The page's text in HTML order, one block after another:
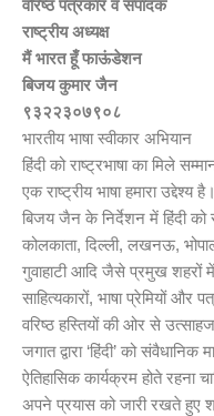
वरिष्ठ पत्रकार व संपादक
राष्ट्रीय अध्यक्ष
मैं भारत हूँ फाऊंडेशन
बिजय कुमार जैन
९३२२३०७९०८
भारतीय भाषा स्वीकार अभियान
हिंदी को राष्ट्रभाषा का मिले
एक राष्ट्रीय भाषा हमारा उद्देश्य है।
बिजय जैन के निर्देशन में हिंदी को
कोलकाता, दिल्ली, लखनऊ,
गुवाहाटी आदि जैसे प्रमुख शहरों
साहित्यकारों, भाषा प्रेमियों और
वरिष्ठ हस्तियों की ओर से
जगात द्वारा ‘हिंदी’ को
ऐतिहासिक कार्यक्रम होते रहना
अपने प्रयास को जारी रखते हुए